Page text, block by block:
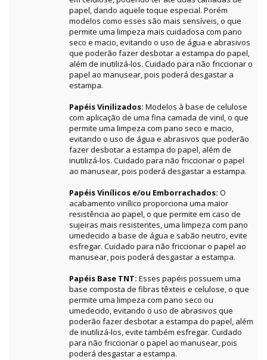
papel, dando aquele toque especial. Porém
modelos como esses são mais sensíveis, o que
permite uma limpeza mais cuidadosa com pano
seco e macio, evitando o uso de água e abrasivos
que poderão fazer desbotar a estampa do papel,
além de inutilizá-los. Cuidado para não friccionar o
papel ao manusear, pois poderá desgastar a
estampa.
Papéis Vinilizados: Modelos à base de celulose
com aplicação de uma fina camada de vinil, o que
permite uma limpeza com pano seco e macio,
evitando o uso de água e abrasivos que poderão
fazer desbotar a estampa do papel, além de
inutilizá-los. Cuidado para não friccionar o papel
ao manusear, pois poderá desgastar a estampa.
Papéis Vinílicos e/ou Emborrachados: O
acabamento vinílico proporciona uma maior
resistência ao papel, o que permite em caso de
sujeiras mais resistentes, uma limpeza com pano
umedecido a base de água e sabão neutro, evite
esfregar. Cuidado para não friccionar o papel ao
manusear, pois poderá desgastar a estampa.
Papéis Base TNT: Esses papéis possuem uma
base composta de fibras têxteis e celulose, o que
permite uma limpeza com pano seco ou
umedecido, evitando o uso de abrasivos que
poderão fazer desbotar a estampa do papel, além
de inutilizá-los, evite também esfregar. Cuidado
para não friccionar o papel ao manusear, pois
poderá desgastar a estampa.